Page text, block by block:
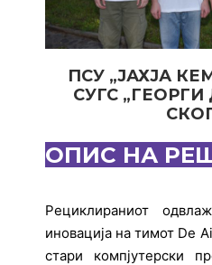
ПСУ „ЈАХЈА
СУГС
ОПИС НА
Рециклираниот
иновација на тимот De
стари компјутерски